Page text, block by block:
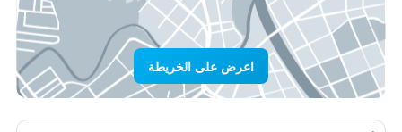
اعرض على الخريطة